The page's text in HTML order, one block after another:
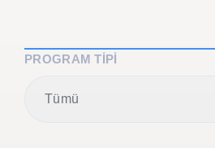
PROGRAM TIPI
Tümü